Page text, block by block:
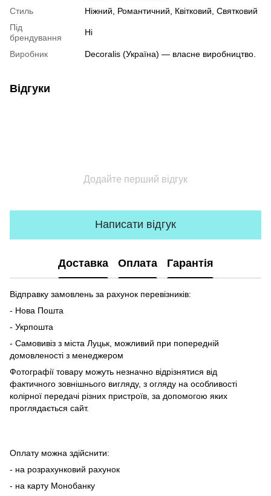
Стиль
Ніжний, Романтичний, Квітковий, Святковий
Під
брендування
Ні
Виробник Decoralis (Україна) — власне виробництво.
Відгуки
Додайте перший відгук
Написати відгук
Доставка Оплата Гарантія
Відправку замовлень за рахунок перевізників:
- Нова Пошта
- Укрпошта
- Самовивіз з міста Луцьк, можливий при попередній
домовленості з менеджером
Фотографії товару можуть незначно відрізнятися від
фактичного зовнішнього вигляду, з огляду на особливості
колірної передачі різних пристроїв, за допомогою яких
проглядається сайт.
Оплату можна здійснити:
- на розрахунковий рахунок
- на карту Монобанку